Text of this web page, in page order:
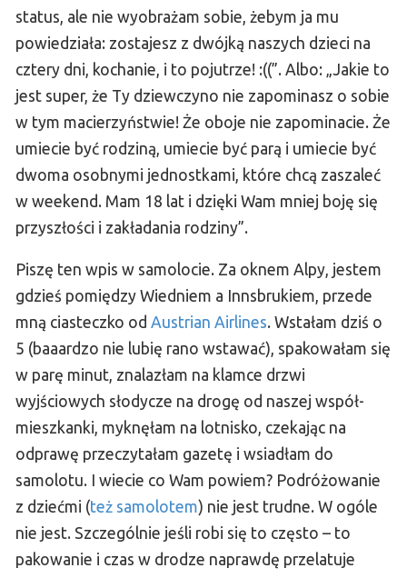
status, ale nie wyobrażam sobie, żebym ja mu
powiedziała: zostajesz z dwójką naszych dzieci na
cztery dni, kochanie, i to pojutrze! :((”. Albo: „Jakie to
jest super, że Ty dziewczyno nie zapominasz o sobie
w tym macierzyństwie! Że oboje nie zapominacie. Że
umiecie być rodziną, umiecie być parą i umiecie być
dwoma osobnymi jednostkami, które chcą zaszaleć
w weekend. Mam 18 lat i dzięki Wam mniej boję się
przyszłości i zakładania rodziny”.
Piszę ten wpis w samolocie. Za oknem Alpy, jestem
gdzieś pomiędzy Wiedniem a Innsbrukiem, przede
mną ciasteczko od Austrian Airlines. Wstałam dziś o
5 (baaardzo nie lubię rano wstawać), spakowałam się
w parę minut, znalazłam na klamce drzwi
wyjściowych słodycze na drogę od naszej współ-
mieszkanki, myknęłam na lotnisko, czekając na
odprawę przeczytałam gazetę i wsiadłam do
samolotu. I wiecie co Wam powiem? Podróżowanie
z dziećmi (też samolotem) nie jest trudne. W ogóle
nie jest. Szczególnie jeśli robi się to często – to
pakowanie i czas w drodze naprawdę przelatuje